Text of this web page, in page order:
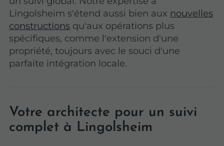
Lingolsheim s'étend aussi bien aux nouvelles
constructions qu'aux opérations plus
spécifiques, comme l'extension d'une
propriété, toujours avec le souci d'une
parfaite intégration locale.
Votre architecte pour un suivi
complet à Lingolsheim